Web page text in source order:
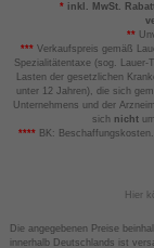
*inkl. MwSt.
**
*** Verkaufspreis gemäß
Spezialitätentaxe (sog. Lauer-
Lasten der gesetzlichen
unter 12 Jahren), die sich
Unternehmens und der
sich nicht
****BK:
Hier
Die angegebenen Preise
innerhalb Deutschlands ist